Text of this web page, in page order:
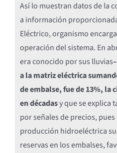
Así lo muestran datos de la
a información
Eléctrico, organismo
operación del sistema. En
era conocido por sus lluvias
a la matriz eléctrica
de embalse, fue de 13%, la
en décadasy que se explica
por señales de precios,
producción hidroeléctrica
reservas en los embalses,